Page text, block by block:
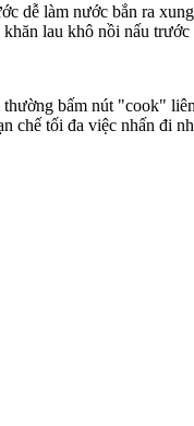
dễ làm nước bắn ra
lau khô nồi nấu
bấm nút "cook"
chế tối đa việc nhấn đi